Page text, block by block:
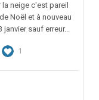
neige c'est pareil
Noël et à nouveau
janvier sauf erreur...
1